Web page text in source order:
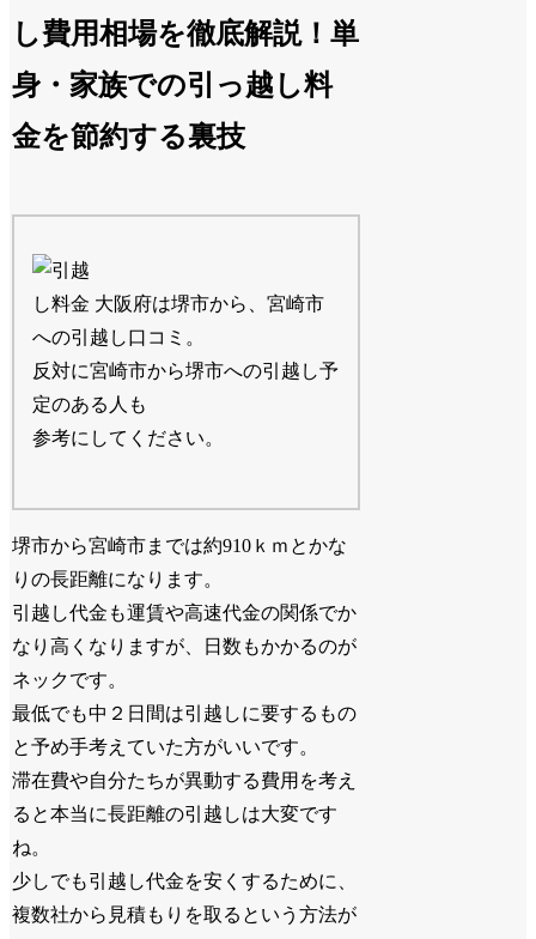
し費用相場を徹底解説！単
身・家族での引っ越し料
金を節約する裏技
大阪府は堺市から、宮崎市
への引越し口コミ。
反対に宮崎市から堺市への引越し予
定のある人も
参考にしてください。
堺市から宮崎市までは約910ｋｍとかな
りの長距離になります。
引越し代金も運賃や高速代金の関係でか
なり高くなりますが、日数もかかるのが
ネックです。
最低でも中２日間は引越しに要するもの
と予め手考えていた方がいいです。
滞在費や自分たちが異動する費用を考え
ると本当に長距離の引越しは大変です
ね。
少しでも引越し代金を安くするために、
複数社から見積もりを取るという方法が